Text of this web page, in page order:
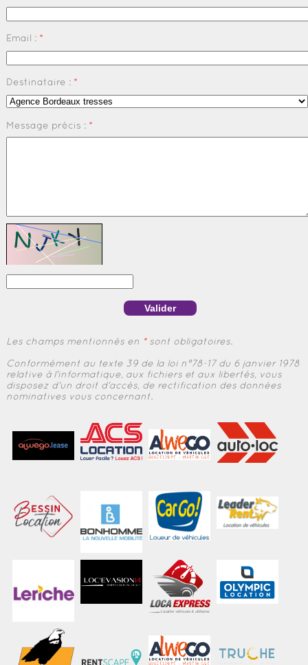
Email : *
Destinataire : *
Message précis : *
Les champs mentionnés en *sont obligatoires.
Conformément au texte 39 de la loi n°78-17 du 6 janvier 1978
relative à l'informatique, aux fichiers et aux libertés, vous
disposez d'un droit d'accès, de rectification des données
nominatives vous concernant.